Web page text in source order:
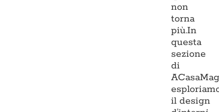
non
torna
più.In
questa
sezione
di
il design